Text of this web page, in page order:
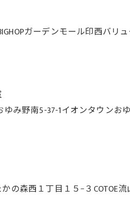
ガーデンモール印西バリ
み野南5-37-1イオンタウンお
の森西１丁目１５−３COTOE流